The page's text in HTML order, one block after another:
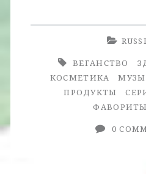
ВЕГАНСТВО
КОСМЕТИКА
ПРОДУКТЫ
0